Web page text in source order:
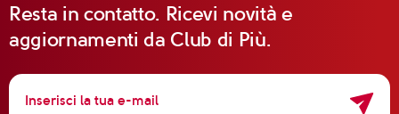
Resta in contatto. Ricevi novità e
aggiornamenti da Club di Più.